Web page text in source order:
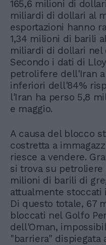
165,6 milioni di
miliardi di dollari al
esportazioni hanno
1,34 milioni di barili
miliardi di dollari nel
Secondo i dati di
petrolifere dell'Iran
inferiori dell'84%
l'Iran ha perso 5,8
e maggio.
A causa del blocco
costretta a
riesce a vendere.
si trova su petroliere
milioni di barili di
attualmente stoccati
Di questo totale, 67
bloccati nel Golfo
dell'Oman,
"barriera" dispiegata